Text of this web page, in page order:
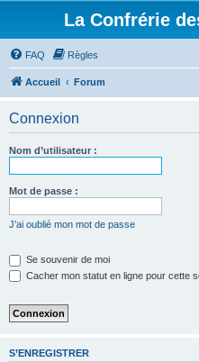
La Confrérie
FAQ Règles
Accueil Forum
Connexion
Nom d’utilisateur :
Mot de passe :
J’ai oublié mon mot de passe
Se souvenir de moi
Cacher mon statut en ligne pour cette
S’ENREGISTRER